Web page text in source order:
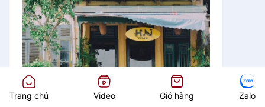
Trang chủ Video Giỏ hàng Zalo